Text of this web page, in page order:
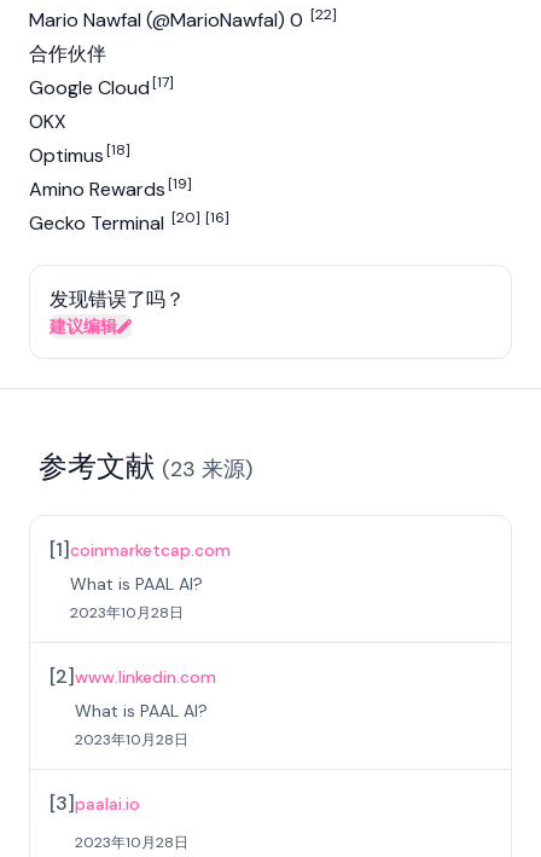
Mario Nawfal (@MarioNawfal) 0 [22]
合作伙伴
Google Cloud[17]
OKX
Optimus[18]
Amino Rewards[19]
Gecko Terminal [20] [16]
发现错误了吗？
建议编辑
参考文献 (23 来源)
[1]coinmarketcap.com
What is PAAL AI?
2023年10月28日
[2]www.linkedin.com
What is PAAL AI?
2023年10月28日
[3]paalai.io
2023年10月28日